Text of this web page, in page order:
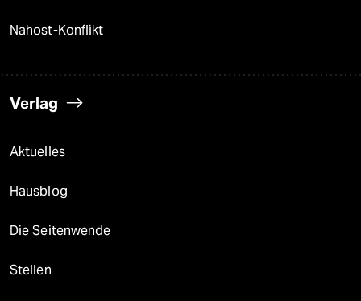
Nahost-Konflikt
Verlag
Aktuelles
Hausblog
Die Seitenwende
Stellen